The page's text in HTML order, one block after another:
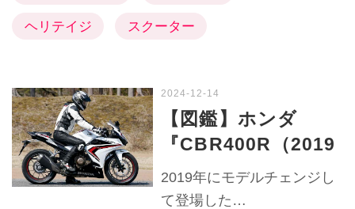
ヘリテイジ スクーター
【図鑑】ホンダ
『CBR400R（2019
）』の足つき・ライ
ディングポジション
2019年にモデルチェンジし
て登場した